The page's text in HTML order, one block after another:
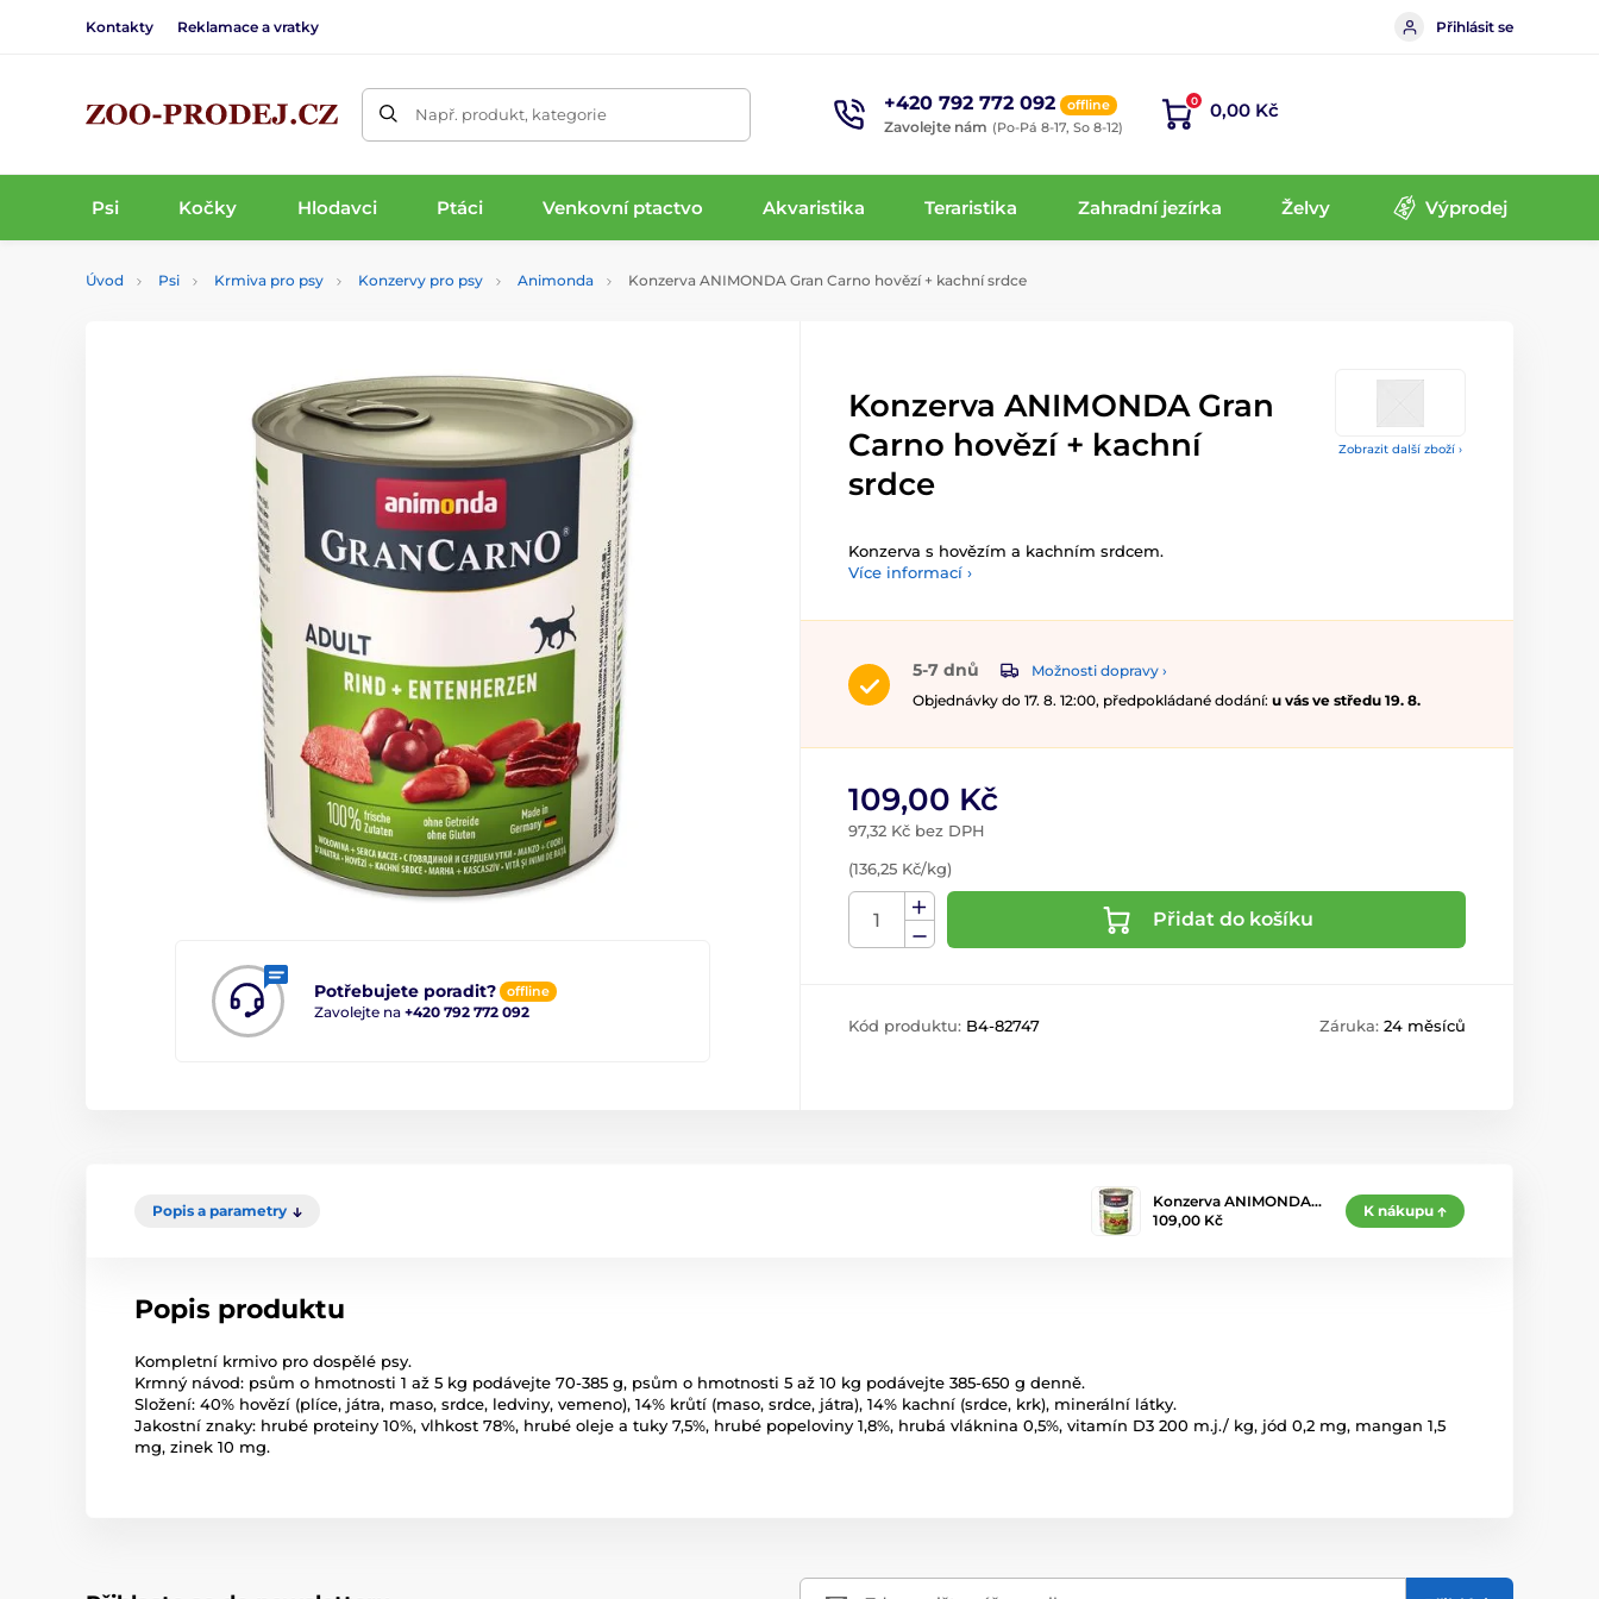
Kontakty Reklamace a vratky Přihlásit se
Např. produkt, kategorie +420 792 772 092 offline
Zavolejte nám (Po-Pá 8-17, So 8-12)
0 0,00 Kč
Psi Kočky Hlodavci Ptáci Venkovní ptactvo Akvaristika Teraristika Zahradní jezírka Želvy Výprodej
Úvod Psi Krmiva pro psy Konzervy pro psy Animonda Konzerva ANIMONDA Gran Carno hovězí + kachní srdce
Zobrazit další zboží ›
Potřebujete poradit? offline
Zavolejte na +420 792 772 092
Konzerva ANIMONDA Gran
Carno hovězí + kachní
srdce
Konzerva s hovězím a kachním srdcem.
Více informací ›
5-7 dnů
Možnosti dopravy ›
Objednávky do 17. 8. 12:00, předpokládané dodání: u vás ve středu 19. 8.
109,00 Kč
97,32 Kč bez DPH
(136,25 Kč/kg)
Přidat do košíku
Kód produktu: B4-82747 Záruka: 24 měsíců
Popis a parametry
Konzerva ANIMONDA…
109,00 Kč
K nákupu
Popis produktu
Kompletní krmivo pro dospělé psy.
Krmný návod: psům o hmotnosti 1 až 5 kg podávejte 70-385 g, psům o hmotnosti 5 až 10 kg podávejte 385-650 g denně.
Složení: 40% hovězí (plíce, játra, maso, srdce, ledviny, vemeno), 14% krůtí (maso, srdce, játra), 14% kachní (srdce, krk), minerální látky.
Jakostní znaky: hrubé proteiny 10%, vlhkost 78%, hrubé oleje a tuky 7,5%, hrubé popeloviny 1,8%, hrubá vláknina 0,5%, vitamín D3 200 m.j./ kg, jód 0,2 mg, mangan 1,5
mg, zinek 10 mg.